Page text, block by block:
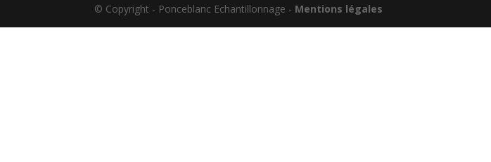
© Copyright - Ponceblanc Echantillonnage - Mentions légales